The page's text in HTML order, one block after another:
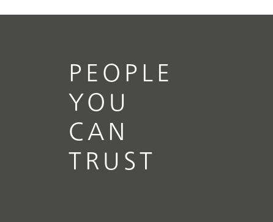
PEOPLE
YOU
CAN
TRUST